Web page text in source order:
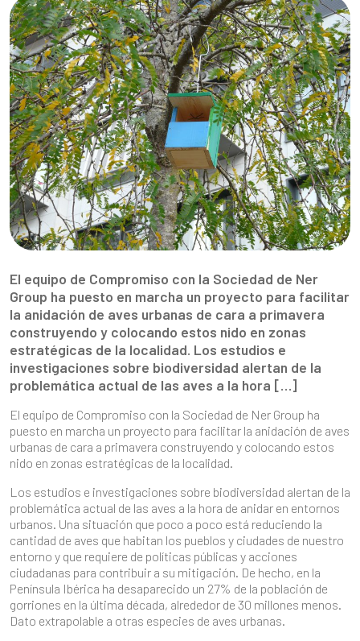
El equipo de Compromiso con la Sociedad de Ner
Group ha puesto en marcha un proyecto para facilitar
la anidación de aves urbanas de cara a primavera
construyendo y colocando estos nido en zonas
estratégicas de la localidad. Los estudios e
investigaciones sobre biodiversidad alertan de la
problemática actual de las aves a la hora […]
El equipo de Compromiso con la Sociedad de Ner Group ha
puesto en marcha un proyecto para facilitar la anidación de aves
urbanas de cara a primavera construyendo y colocando estos
nido en zonas estratégicas de la localidad.
Los estudios e investigaciones sobre biodiversidad alertan de la
problemática actual de las aves a la hora de anidar en entornos
urbanos. Una situación que poco a poco está reduciendo la
cantidad de aves que habitan los pueblos y ciudades de nuestro
entorno y que requiere de políticas públicas y acciones
ciudadanas para contribuir a su mitigación. De hecho, en la
Península Ibérica ha desaparecido un 27% de la población de
gorriones en la última década, alrededor de 30 millones menos.
Dato extrapolable a otras especies de aves urbanas.